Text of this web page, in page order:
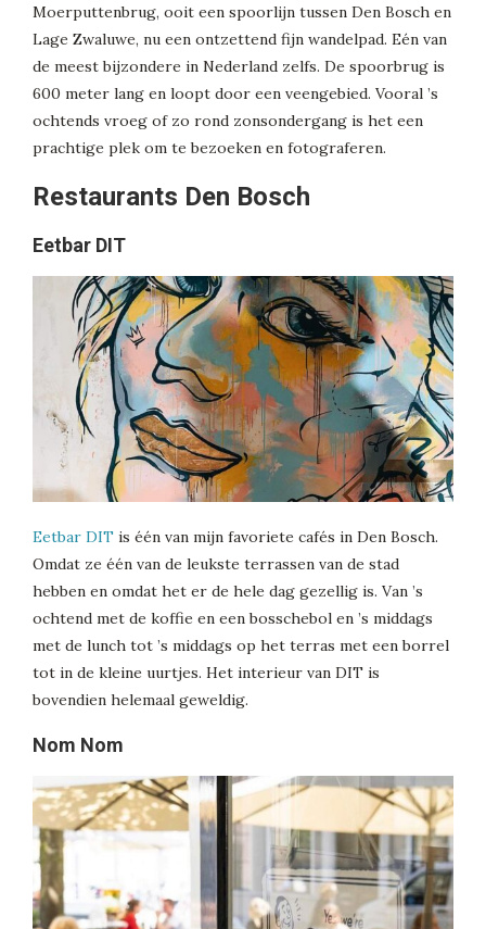
Moerputtenbrug, ooit een spoorlijn tussen Den Bosch en
Lage Zwaluwe, nu een ontzettend fijn wandelpad. Eén van
de meest bijzondere in Nederland zelfs. De spoorbrug is
600 meter lang en loopt door een veengebied. Vooral ’s
ochtends vroeg of zo rond zonsondergang is het een
prachtige plek om te bezoeken en fotograferen.
Restaurants Den Bosch
Eetbar DIT
Eetbar DIT is één van mijn favoriete cafés in Den Bosch.
Omdat ze één van de leukste terrassen van de stad
hebben en omdat het er de hele dag gezellig is. Van ’s
ochtend met de koffie en een bosschebol en ’s middags
met de lunch tot ’s middags op het terras met een borrel
tot in de kleine uurtjes. Het interieur van DIT is
bovendien helemaal geweldig.
Nom Nom